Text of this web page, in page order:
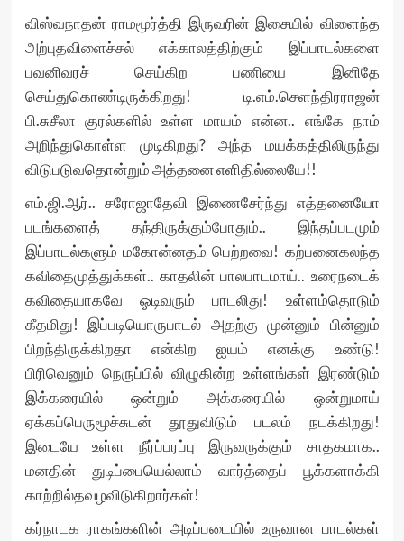
விஸ்வநாதன் ராமமூர்த்தி இருவரின் இசையில் விளைந்த
அற்புதவிளைச்சல் எக்காலத்திற்கும் இப்பாடல்களை
பவனிவரச் செய்கிற பணியை இனிதே
செய்துகொண்டிருக்கிறது! டி.எம்.செளந்திரராஜன்
பி.சுசீலா குரல்களில் உள்ள மாயம் என்ன.. எங்கே நாம்
அறிந்துகொள்ள முடிகிறது? அந்த மயக்கத்திலிருந்து
விடுபடுவதொன்றும் அத்தனை எளிதில்லையே!!
எம்.ஜி.ஆர்.. சரோஜாதேவி இணைசேர்ந்து எத்தனையோ
படங்களைத் தந்திருக்கும்போதும்.. இந்தப்படமும்
இப்பாடல்களும் மகோன்னதம் பெற்றவை! கற்பனைகலந்த
கவிதைமுத்துக்கள்.. காதலின் பாலபாடமாய்.. உரைநடைக்
கவிதையாகவே ஓடிவரும் பாடலிது! உள்ளம்தொடும்
கீதமிது! இப்படியொருபாடல் அதற்கு முன்னும் பின்னும்
பிறந்திருக்கிறதா என்கிற ஐயம் எனக்கு உண்டு!
பிரிவெனும் நெருப்பில் விழுகின்ற உள்ளங்கள் இரண்டும்
இக்கரையில் ஒன்றும் அக்கரையில் ஒன்றுமாய்
ஏக்கப்பெருமூச்சுடன் தூதுவிடும் படலம் நடக்கிறது!
இடையே உள்ள நீர்ப்பரப்பு இருவருக்கும் சாதகமாக..
மனதின் துடிப்பையெல்லாம் வார்த்தைப் பூக்களாக்கி
காற்றில்தவழவிடுகிறார்கள்!
கர்நாடக ராகங்களின் அடிப்படையில் உருவான பாடல்கள்